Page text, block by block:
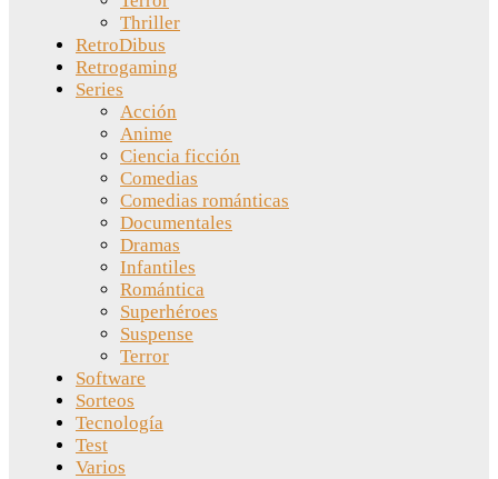
Thriller
RetroDibus
Retrogaming
Series
Acción
Anime
Ciencia ficción
Comedias
Comedias románticas
Documentales
Dramas
Infantiles
Romántica
Superhéroes
Suspense
Terror
Software
Sorteos
Tecnología
Test
Varios